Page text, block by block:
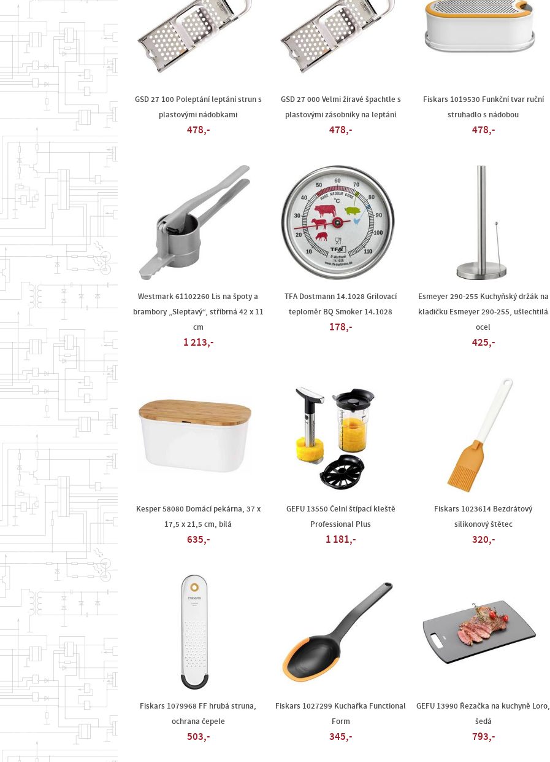
GSD 27 100 Poleptání leptání strun s
plastovými nádobkami
478,-
GSD 27 000 Velmi žíravé špachtle s
plastovými zásobníky na leptání
478,-
Fiskars 1019530 Funkční tvar ruční
struhadlo s nádobou
478,-
Westmark 61102260 Lis na špoty a
brambory „Sleptavý“, stříbrná 42 x 11
cm
1 213,-
TFA Dostmann 14.1028 Grilovací
teploměr BQ Smoker 14.1028
178,-
Esmeyer 290-255 Kuchyňský držák na
kladičku Esmeyer 290-255, ušlechtilá
ocel
425,-
Kesper 58080 Domácí pekárna, 37 x
17,5 x 21,5 cm, bílá
635,-
GEFU 13550 Čelní štípací kleště
Professional Plus
1 181,-
Fiskars 1023614 Bezdrátový
silikonový štětec
320,-
Fiskars 1079968 FF hrubá struna,
ochrana čepele
503,-
Fiskars 1027299 Kuchařka Functional
Form
345,-
GEFU 13990 Řezačka na kuchyně Loro,
šedá
793,-